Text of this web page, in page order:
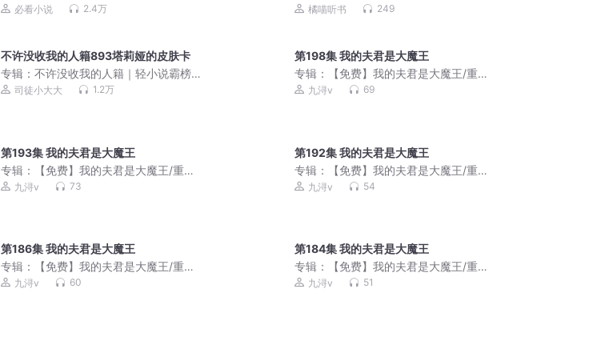
市陆云丨全本免费
必看小说 2.4万
幻橘喵故事
橘喵听书 249
不许没收我的人籍893塔莉娅的皮肤卡
专辑：不许没收我的人籍｜轻小说霸榜
作品｜爆笑诙谐｜脑洞大开｜司徒领衔
司徒小大大 1.2万
第198集 我的夫君是大魔王
专辑：
【免费】我的夫君是大魔王/重生/
言情/团宠智商在线
九浔v 69
第193集 我的夫君是大魔王
专辑：
【免费】我的夫君是大魔王/重生/
言情/团宠智商在线
九浔v 73
第192集 我的夫君是大魔王
专辑：
【免费】我的夫君是大魔王/重生/
言情/团宠智商在线
九浔v 54
第186集 我的夫君是大魔王
专辑：
【免费】我的夫君是大魔王/重生/
言情/团宠智商在线
九浔v 60
第184集 我的夫君是大魔王
专辑：
【免费】我的夫君是大魔王/重生/
言情/团宠智商在线
九浔v 51